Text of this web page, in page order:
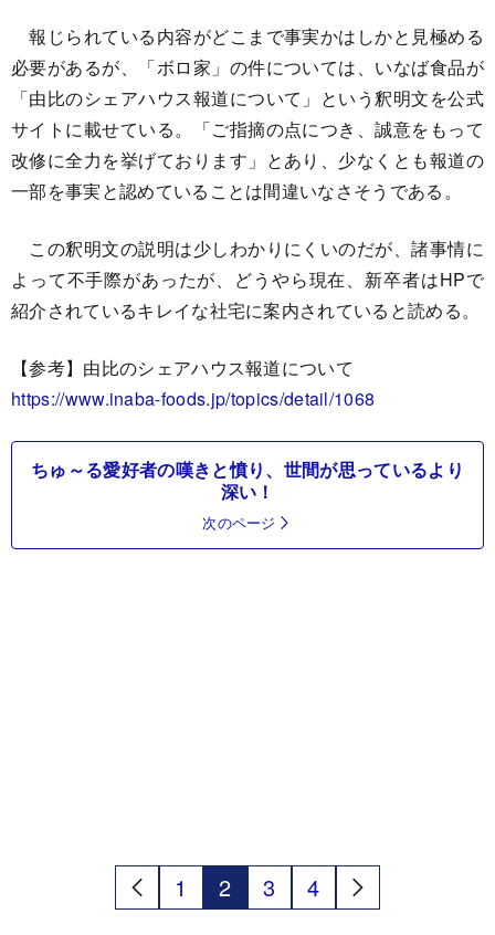
報じられている内容がどこまで事実かはしかと見極める
必要があるが、「ボロ家」の件については、いなば食品が
「由比のシェアハウス報道について」という釈明文を公式
サイトに載せている。「ご指摘の点につき、誠意をもって
改修に全力を挙げております」とあり、少なくとも報道の
一部を事実と認めていることは間違いなさそうである。
この釈明文の説明は少しわかりにくいのだが、諸事情に
よって不手際があったが、どうやら現在、新卒者はHPで
紹介されているキレイな社宅に案内されていると読める。
【参考】由比のシェアハウス報道について
https://www.inaba-foods.jp/topics/detail/1068
ちゅ～る愛好者の嘆きと憤り、世間が思っているより
深い！
次のページ
1 2 3 4